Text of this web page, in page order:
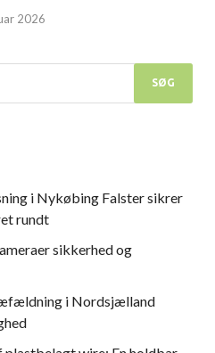
2026
i Nykøbing Falster sikrer
rundt
sikkerhed og
i Nordsjælland